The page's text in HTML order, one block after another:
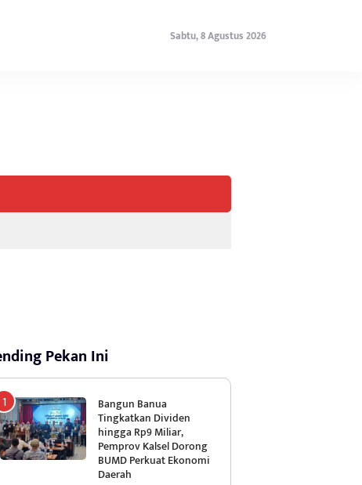
Sabtu, 8 Agustus 2026
Pekan Ini
Bangun Banua
Tingkatkan Dividen
hingga Rp9 Miliar,
Pemprov Kalsel Dorong
BUMD Perkuat Ekonomi
Daerah